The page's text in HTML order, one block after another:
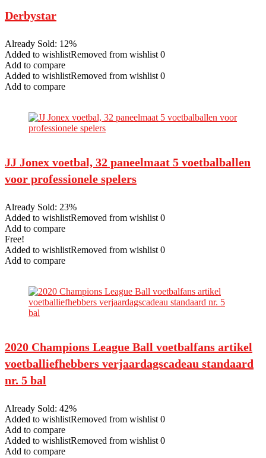
Derbystar
Already Sold: 12%
Added to wishlistRemoved from wishlist 0
Add to compare
Added to wishlistRemoved from wishlist 0
Add to compare
JJ Jonex voetbal, 32 paneelmaat 5 voetbalballen
voor professionele spelers
Already Sold: 23%
Added to wishlistRemoved from wishlist 0
Add to compare
Free!
Added to wishlistRemoved from wishlist 0
Add to compare
2020 Champions League Ball voetbalfans artikel
voetballiefhebbers verjaardagscadeau standaard
nr. 5 bal
Already Sold: 42%
Added to wishlistRemoved from wishlist 0
Add to compare
Added to wishlistRemoved from wishlist 0
Add to compare